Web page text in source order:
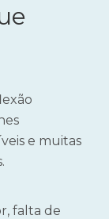
e muitas
falta de